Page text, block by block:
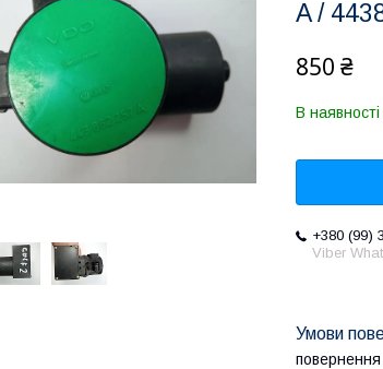
A /
850 ₴
В наявності
+380 (99)
Viber
повернення